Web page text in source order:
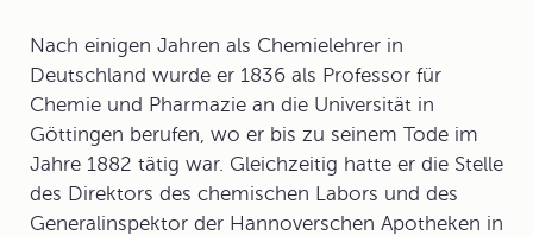
Nach einigen Jahren als Chemielehrer in
Deutschland wurde er 1836 als Professor für
Chemie und Pharmazie an die Universität in
Göttingen berufen, wo er bis zu seinem Tode im
Jahre 1882 tätig war. Gleichzeitig hatte er die Stelle
des Direktors des chemischen Labors und des
Generalinspektor der Hannoverschen Apotheken in